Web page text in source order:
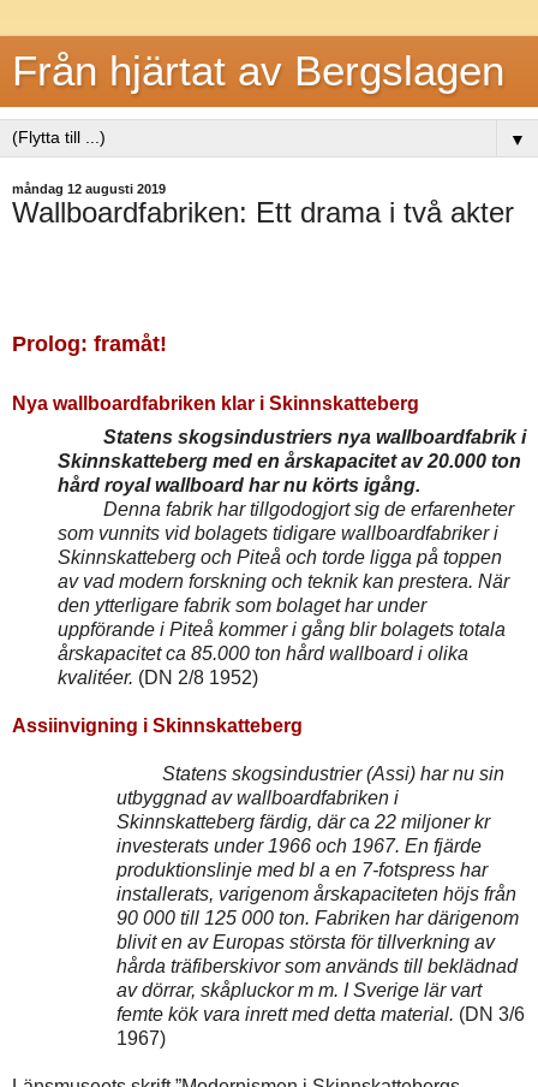
Från hjärtat av Bergslagen
▼
måndag 12 augusti 2019
Wallboardfabriken: Ett drama i två akter
Prolog: framåt!
Nya wallboardfabriken klar i Skinnskatteberg
Statens skogsindustriers nya wallboardfabrik i
Skinnskatteberg med en årskapacitet av 20.000 ton
hård royal wallboard har nu körts igång.
Denna fabrik har tillgodogjort sig de erfarenheter
som vunnits vid bolagets tidigare wallboardfabriker i
Skinnskatteberg och Piteå och torde ligga på toppen
av vad modern forskning och teknik kan prestera. När
den ytterligare fabrik som bolaget har under
uppförande i Piteå kommer i gång blir bolagets totala
årskapacitet ca 85.000 ton hård wallboard i olika
kvalitéer. (DN 2/8 1952)
Assiinvigning i Skinnskatteberg
Statens skogsindustrier (Assi) har nu sin
utbyggnad av wallboardfabriken i
Skinnskatteberg färdig, där ca 22 miljoner kr
investerats under 1966 och 1967. En fjärde
produktionslinje med bl a en 7-fotspress har
installerats, varigenom årskapaciteten höjs från
90 000 till 125 000 ton. Fabriken har därigenom
blivit en av Europas största för tillverkning av
hårda träfiberskivor som används till beklädnad
av dörrar, skåpluckor m m. I Sverige lär vart
femte kök vara inrett med detta material. (DN 3/6
1967)